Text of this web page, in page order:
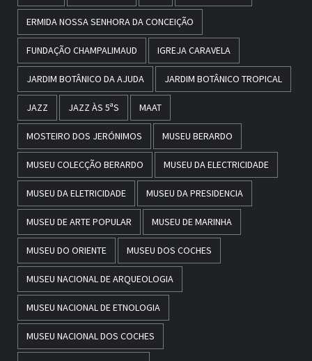
ERMIDA NOSSA SENHORA DA CONCEIÇÃO
FUNDAÇÃO CHAMPALIMAUD IGREJA CARAVELA
JARDIM BOTÂNICO DA AJUDA JARDIM BOTÂNICO TROPICAL
JAZZ JAZZ ÀS 5ªS MAAT
MOSTEIRO DOS JERÓNIMOS MUSEU BERARDO
MUSEU COLECÇÃO BERARDO MUSEU DA ELECTRICIDADE
MUSEU DA ELETRICIDADE MUSEU DA PRESIDENCIA
MUSEU DE ARTE POPULAR MUSEU DE MARINHA
MUSEU DO ORIENTE MUSEU DOS COCHES
MUSEU NACIONAL DE ARQUEOLOGIA
MUSEU NACIONAL DE ETNOLOGIA
MUSEU NACIONAL DOS COCHES